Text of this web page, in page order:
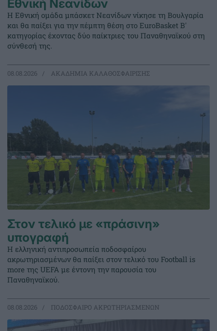
Εθνική Νεανίδων
Η Εθνική ομάδα μπάσκετ Νεανίδων νίκησε τη Βουλγαρία
και θα παίξει για την πέμπτη θέση στο EuroBasket Β'
κατηγορίας έχοντας δύο παίκτριες του Παναθηναϊκού στη
σύνθεσή της.
08.08.2026 ΑΚΑΔΗΜΙΑ ΚΑΛΑΘΟΣΦΑΙΡΙΣΗΣ
Στον τελικό με «πράσινη»
υπογραφή
Η ελληνική αντιπροσωπεία ποδοσφαίρου
ακρωτηριασμένων θα παίξει στον τελικό του Football is
more της UEFA με έντονη την παρουσία του
Παναθηναϊκού.
08.08.2026 ΠΟΔΟΣΦΑΙΡΟ ΑΚΡΩΤΗΡΙΑΣΜΕΝΩΝ